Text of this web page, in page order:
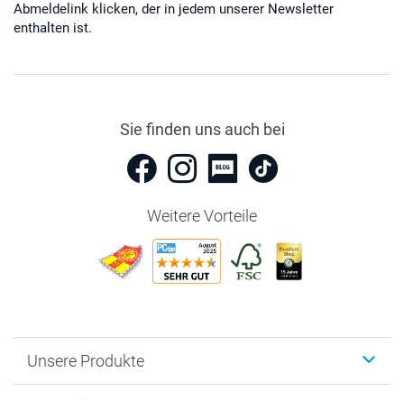
Abmeldelink klicken, der in jedem unserer Newsletter
enthalten ist.
Sie finden uns auch bei
Weitere Vorteile
Unsere Produkte